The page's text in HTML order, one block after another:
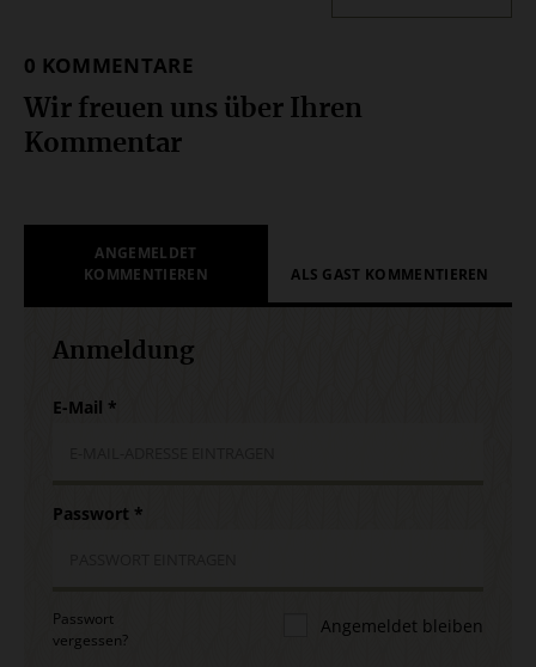
0 KOMMENTARE
Wir freuen uns über Ihren
Kommentar
ANGEMELDET
KOMMENTIEREN
ALS GAST KOMMENTIEREN
Anmeldung
E-Mail *
Passwort *
Passwort
vergessen?
Angemeldet bleiben